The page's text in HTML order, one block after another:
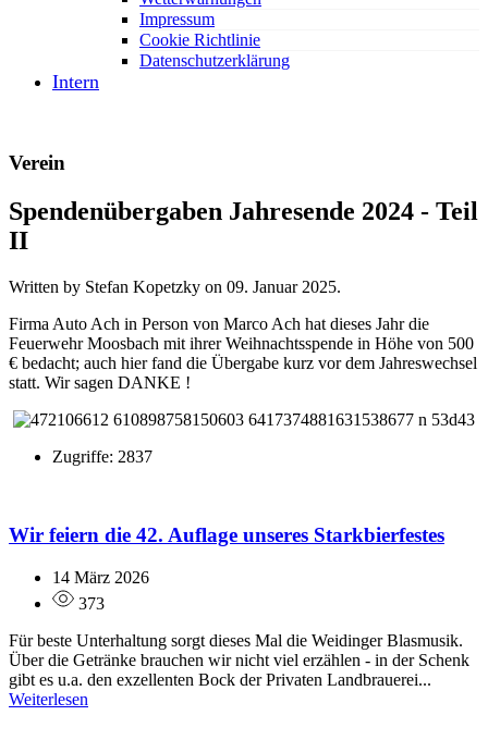
Impressum
Cookie Richtlinie
Datenschutzerklärung
Intern
Verein
Spendenübergaben Jahresende 2024 - Teil
II
Written by Stefan Kopetzky on 09. Januar 2025.
Firma Auto Ach in Person von Marco Ach hat dieses Jahr die
Feuerwehr Moosbach mit ihrer Weihnachtsspende in Höhe von 500
€ bedacht; auch hier fand die Übergabe kurz vor dem Jahreswechsel
statt. Wir sagen DANKE !
Zugriffe: 2837
Wir feiern die 42. Auflage unseres Starkbierfestes
14 März 2026
373
Für beste Unterhaltung sorgt dieses Mal die Weidinger Blasmusik.
Über die Getränke brauchen wir nicht viel erzählen - in der Schenk
gibt es u.a. den exzellenten Bock der Privaten Landbrauerei...
Weiterlesen